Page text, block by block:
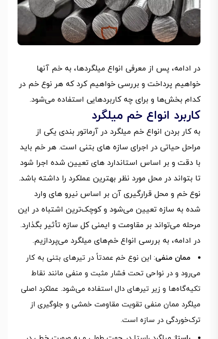
در ادامه، پس از معرفی انواع میلگردها، به خم‌ آنها
خواهیم پرداخت و بررسی خواهیم کرد که هر نوع خم در
کدام بخش‌ها و برای چه کاربردهایی استفاده می‌شود.
کاربرد انواع خم میلگرد
به کار بردن انواع خم میلگرد در آرماتور بندی یکی از
مراحل حیاتی در اجرای سازه‌ های بتنی است. هر خم باید
با دقت و بر اساس استاندارد های تعیین‌ شده اجرا شود
تا بتواند در محل مورد نظر بهترین عملکرد را داشته باشد.
نوع خم و محل قرارگیری آن بر اساس نیرو های وارد
شده به سازه تعیین می‌شود و کوچک‌ترین اشتباه در این
مرحله می‌تواند بر مقاومت و ایمنی کل سازه تأثیر بگذارد.
در ادامه، به بررسی انواع خم‌های میلگرد می‌پردازیم.
ممان منفی: این نوع خم عمدتاً در تیرهای بتنی به کار
می‌رود و در نواحی تحت فشار مثبت و منفی مانند نقاط
تکیه‌گاه‌ها و زیر تیرهای دال استفاده می‌شود. عملکرد اصلی
میلگرد ممان منفی تقویت مقاومت خمشی و جلوگیری از
ترک‌خوردگی در سازه است.